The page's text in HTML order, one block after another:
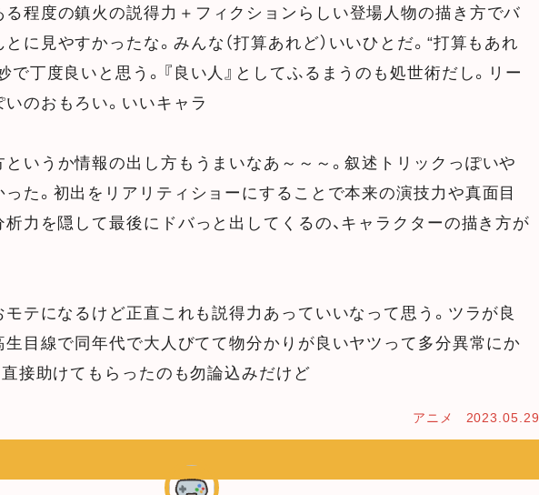
程度の鎮火の説得力＋フィクションらしい登場人物の描き方でバ
に見やすかったな。みんな（打算あれど）いいひとだ。“打算もあれ
で丁度良いと思う。『良い人』としてふるまうのも処世術だし。リー
のおもろい。いいキャラ
いうか情報の出し方もうまいなあ～～～。叙述トリックっぽいや
た。初出をリアリティショーにすることで本来の演技力や真面目
力を隠して最後にドバっと出してくるの、キャラクターの描き方が
テになるけど正直これも説得力あっていいなって思う。ツラが良
目線で同年代で大人びてて物分かりが良いヤツって多分異常にか
接助けてもらったのも勿論込みだけど
アニメ 2023.05.29